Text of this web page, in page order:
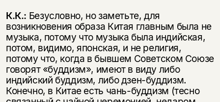
К.К.: Безусловно, но заметьте, для
возникновения образа Китая главным была не
музыка, потому что музыка была индийская,
потом, видимо, японская, и не религия,
потому что, когда в бывшем Советском Союзе
говорят «буддизм», имеют в виду либо
индийский буддизм, либо дзен-буддизм.
Конечно, в Китае есть чань-буддизм (тесно